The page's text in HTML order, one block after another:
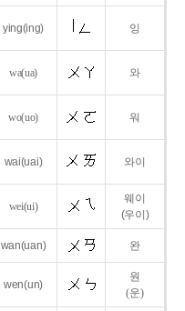
ying(ing) 잉
wa(ua) 와
wo(uo) 워
wai(uai) 와이
wei(ui)
웨이
(우이)
wan(uan) 완
wen(un)
원
(운)